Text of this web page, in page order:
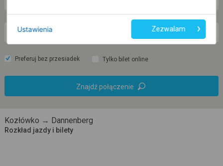
nd. 9 sie.
Preferuj bez przesiadek Tylko bilet online
Znajdź połączenie
Kozłówko → Dannenberg
Rozkład jazdy i bilety
Ustawienia Zezwalam